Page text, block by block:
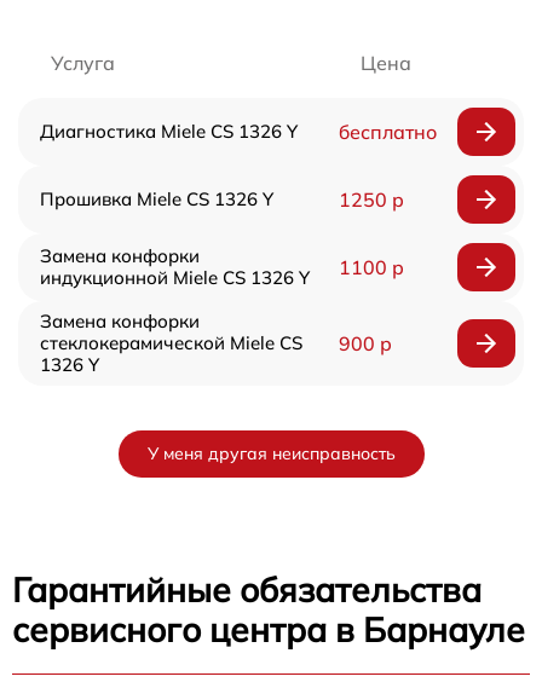
Услуга Цена
Диагностика Miele CS 1326 Y бесплатно
Прошивка Miele CS 1326 Y 1250 р
Замена конфорки
индукционной Miele CS 1326 Y
1100 р
Замена конфорки
стеклокерамической Miele CS
1326 Y
900 р
У меня другая неисправность
Гарантийные обязательства
сервисного центра в Барнауле